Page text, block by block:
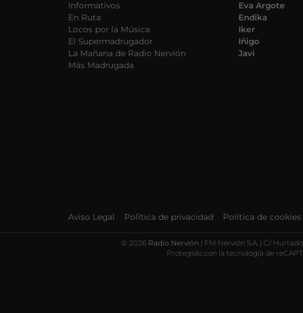
Informativos
En Ruta
Locos por la Música
El Supermadrugador
La Mañana de Radio Nervión
Más Madrugada
Eva Argote
Endika
Iker
Iñigo
Javi
Aviso Legal Política de privacidad Política de cookies
© 2026 Radio Nervión | FM Nervión S.A. | C/
Protegido con la tecnología de